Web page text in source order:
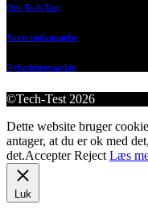
Om Tech-Test
Vores bedømmelse
Nyhedsbrevsarkiv
©Tech-Test 2026
Dette website bruger
antager, at du er ok med
det.Accepter Reject Læs
Luk